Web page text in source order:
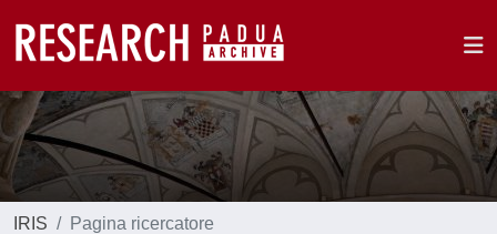
IRIS Pagina ricercatore